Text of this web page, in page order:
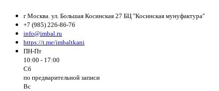
г Москва. ул. Большая Косинская 27 БЦ "Косинская мунуфактура"
+7 (985) 226-86-76
info@imbal.ru
https://t.me/imbaltkani
ПН-Пт
10:00 - 17:00
Сб
по предварительной записи
Вс